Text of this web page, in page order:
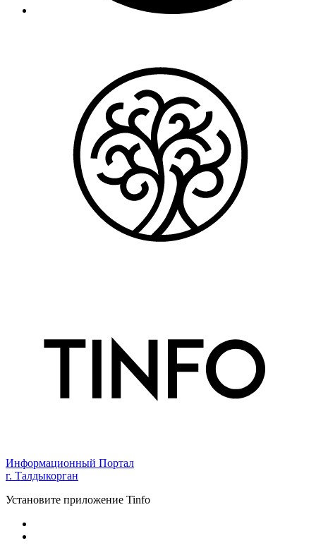
Информационный Портал
г. Талдыкорган
Установите приложение Tinfo